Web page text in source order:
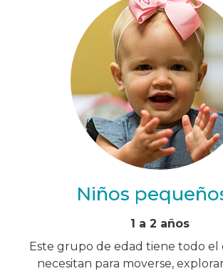
Niños
1 a 2 años
Este grupo de edad tiene todo el
necesitan para moverse,